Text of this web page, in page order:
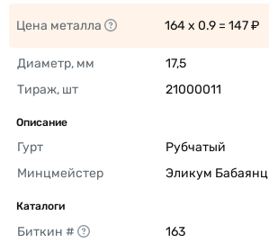
Цена металла 164 x 0.9 = 147 ₽
Диаметр, мм
17,5
Тираж, шт
21000011
Описание
Гурт
Рубчатый
Минцмейстер
Эликум Бабаянц
Каталоги
Биткин #
163